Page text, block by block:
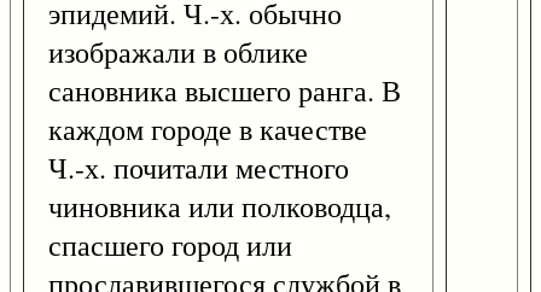
эпидемий. Ч.-х. обычно
изображали в облике
сановника высшего ранга. В
каждом городе в качестве
Ч.-х. почитали местного
чиновника или полководца,
спасшего город или
прославившегося службой в